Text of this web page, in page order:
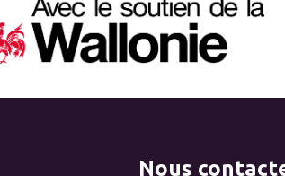
Nous